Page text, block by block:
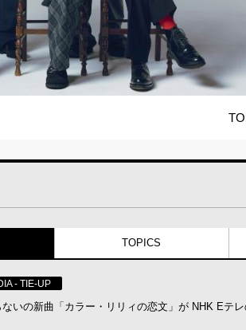
TOPICS
- TIE-UP
いの新曲「カラー・リリィの恋文」が NHK Eテ